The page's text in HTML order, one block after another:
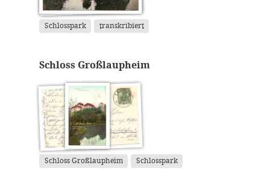
Schlosspark transkribiert
Schloss Großlaupheim
Schloss Großlaupheim Schlosspark